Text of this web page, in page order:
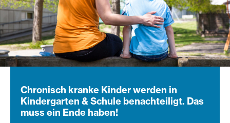
Chronisch kranke Kinder werden in
Kindergarten & Schule benachteiligt. Das
muss ein Ende haben!